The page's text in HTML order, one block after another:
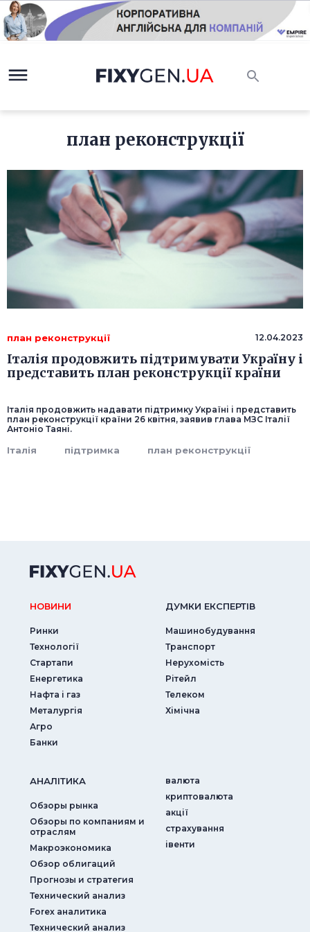
план реконструкції
план реконструкції 12.04.2023
Італія продовжить підтримувати Україну і
представить план реконструкції країни
Італія продовжить надавати підтримку Україні і представить
план реконструкції країни 26 квітня, заявив глава МЗС Італії
Антоніо Таяні.
Італія підтримка план реконструкції
НОВИНИ
Ринки
Технології
Стартапи
Енергетика
Нафта і газ
Металургія
Агро
Банки
ДУМКИ ЕКСПЕРТIВ
Машинобудування
Транспорт
Нерухомість
Рітейл
Телеком
Хімічна
АНАЛIТИКА
Обзоры рынка
Обзоры по компаниям и
отраслям
Макроэкономика
Обзор облигаций
Прогнозы и стратегия
Технический анализ
Forex аналитика
Технический анализ
валюта
криптовалюта
акції
страхування
iвенти